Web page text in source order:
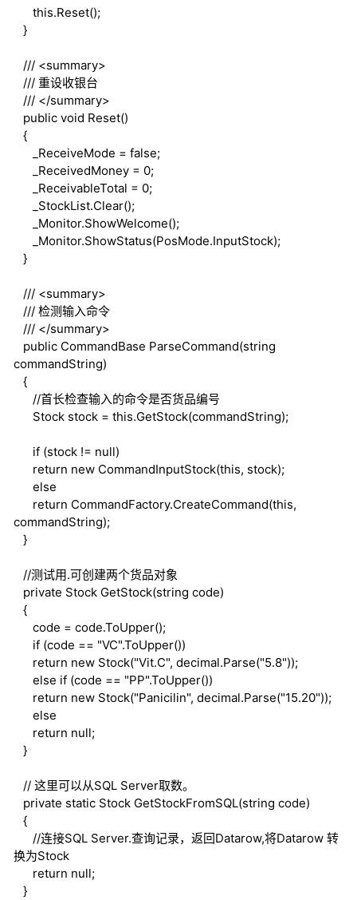
this.Reset();
}
/// <summary>
/// 重设收银台
/// </summary>
public void Reset()
{
_ReceiveMode = false;
_ReceivedMoney = 0;
_ReceivableTotal = 0;
_StockList.Clear();
_Monitor.ShowWelcome();
_Monitor.ShowStatus(PosMode.InputStock);
}
/// <summary>
/// 检测输入命令
/// </summary>
public CommandBase ParseCommand(string
commandString)
{
//首长检查输入的命令是否货品编号
Stock stock = this.GetStock(commandString);
if (stock != null)
return new CommandInputStock(this, stock);
else
return CommandFactory.CreateCommand(this,
commandString);
}
//测试用.可创建两个货品对象
private Stock GetStock(string code)
{
code = code.ToUpper();
if (code == "VC".ToUpper())
return new Stock("Vit.C", decimal.Parse("5.8"));
else if (code == "PP".ToUpper())
return new Stock("Panicilin", decimal.Parse("15.20"));
else
return null;
}
// 这里可以从SQL Server取数。
private static Stock GetStockFromSQL(string code)
{
//连接SQL Server.查询记录，返回Datarow,将Datarow 转
换为Stock
return null;
}